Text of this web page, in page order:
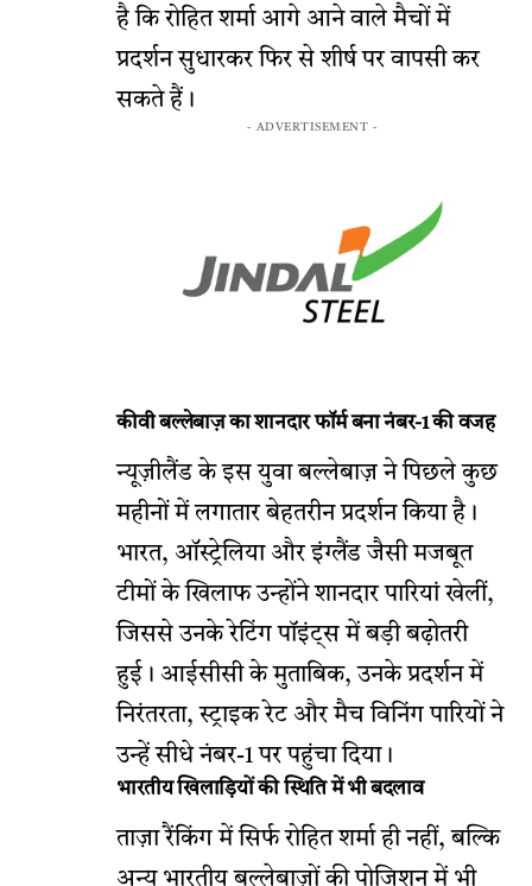
है कि रोहित शर्मा आगे आने वाले मैचों में
प्रदर्शन सुधारकर फिर से शीर्ष पर वापसी कर
सकते हैं।
- ADVERTISEMENT -
कीवी बल्लेबाज़ का शानदार फॉर्म बना नंबर-1 की वजह
न्यूज़ीलैंड के इस युवा बल्लेबाज़ ने पिछले कुछ
महीनों में लगातार बेहतरीन प्रदर्शन किया है।
भारत, ऑस्ट्रेलिया और इंग्लैंड जैसी मजबूत
टीमों के खिलाफ उन्होंने शानदार पारियां खेलीं,
जिससे उनके रेटिंग पॉइंट्स में बड़ी बढ़ोतरी
हुई। आईसीसी के मुताबिक, उनके प्रदर्शन में
निरंतरता, स्ट्राइक रेट और मैच विनिंग पारियों ने
उन्हें सीधे नंबर-1 पर पहुंचा दिया।
भारतीय खिलाड़ियों की स्थिति में भी बदलाव
ताज़ा रैंकिंग में सिर्फ रोहित शर्मा ही नहीं, बल्कि
अन्य भारतीय बल्लेबाज़ों की पोजिशन में भी